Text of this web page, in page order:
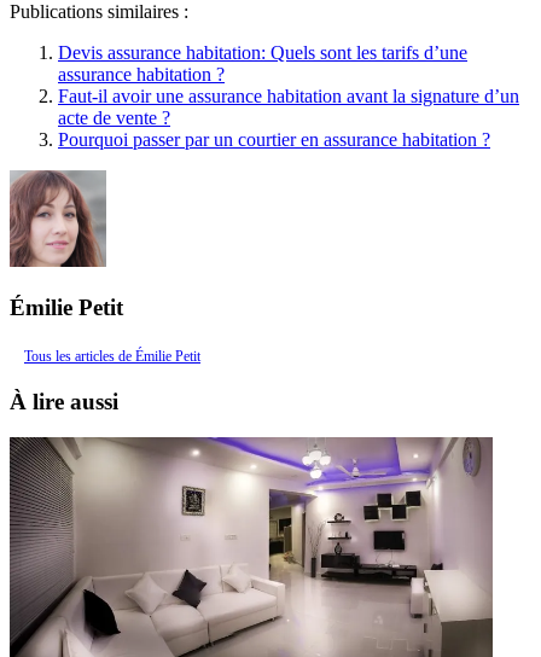
Publications similaires :
Devis assurance habitation: Quels sont les tarifs d’une
assurance habitation ?
Faut-il avoir une assurance habitation avant la signature d’un
acte de vente ?
Pourquoi passer par un courtier en assurance habitation ?
Émilie Petit
Tous les articles de Émilie Petit
À lire aussi